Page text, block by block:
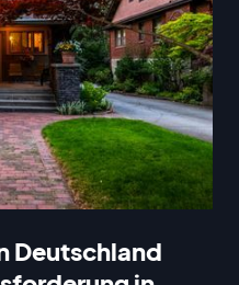
Deutschland